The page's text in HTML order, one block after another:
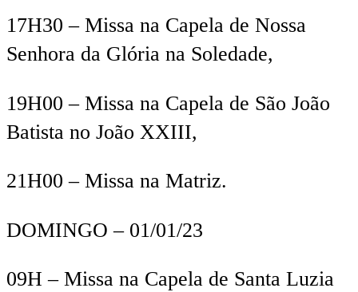
17H30 – Missa na Capela de Nossa
Senhora da Glória na Soledade,
19H00 – Missa na Capela de São João
Batista no João XXIII,
21H00–Missa na Matriz.
DOMINGO – 01/01/23
09H –Missa na Capela de Santa Luzia